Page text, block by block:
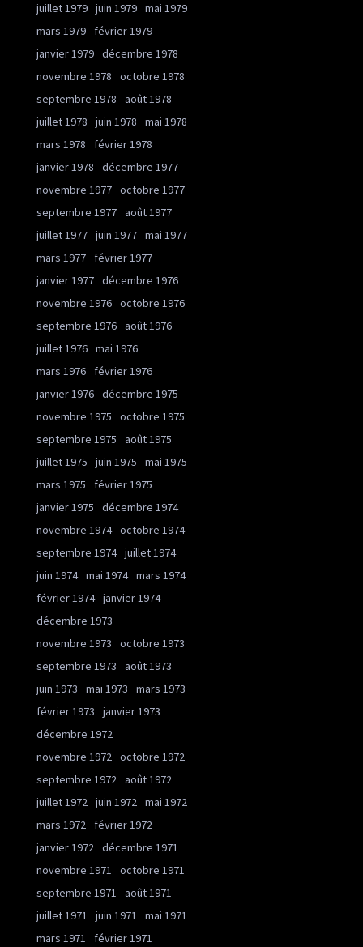
juillet 1979 juin 1979 mai 1979
mars 1979
février 1979
janvier 1979 décembre 1978
novembre 1978
octobre 1978
septembre 1978
août 1978
juillet 1978
juin 1978
mai 1978
mars 1978
février 1978
janvier 1978
décembre 1977
novembre 1977 octobre 1977
septembre 1977 août 1977
juillet 1977 juin 1977 mai 1977
mars 1977
février 1977
janvier 1977 décembre 1976
novembre 1976 octobre 1976
septembre 1976 août 1976
juillet 1976 mai 1976
mars 1976
février 1976
janvier 1976 décembre 1975
novembre 1975
octobre 1975
septembre 1975
août 1975
juillet 1975
juin 1975
mai 1975
mars 1975
février 1975
janvier 1975
décembre 1974
novembre 1974 octobre 1974
septembre 1974 juillet 1974
juin 1974 mai 1974 mars 1974
février 1974 janvier 1974
décembre 1973
novembre 1973
octobre 1973
septembre 1973
août 1973
juin 1973
mai 1973
mars 1973
février 1973
janvier 1973
décembre 1972
novembre 1972 octobre 1972
septembre 1972 août 1972
juillet 1972 juin 1972 mai 1972
mars 1972
février 1972
janvier 1972 décembre 1971
novembre 1971
octobre 1971
septembre 1971
août 1971
juillet 1971
juin 1971
mai 1971
mars 1971
février 1971